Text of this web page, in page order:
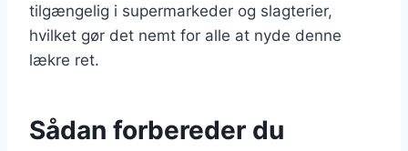
tilgængelig i supermarkeder og slagterier,
hvilket gør det nemt for alle at nyde denne
lækre ret.
Sådan forbereder du